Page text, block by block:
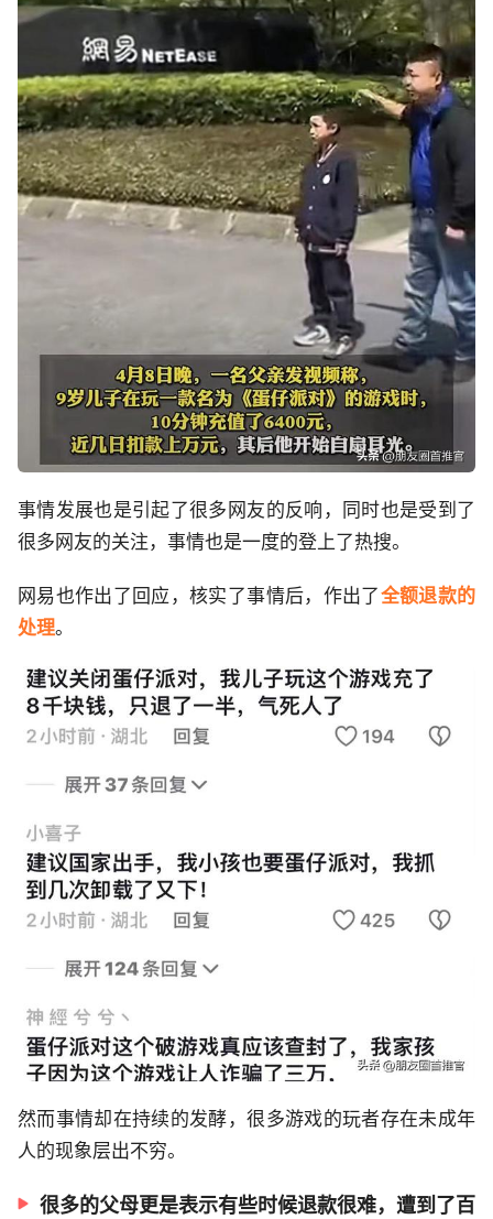
事情发展也是引起了很多网友的反响，同时也是受到了
很多网友的关注，事情也是一度的登上了热搜。
网易也作出了回应，核实了事情后，作出了全额退款的
处理。
然而事情却在持续的发酵，很多游戏的玩者存在未成年
人的现象层出不穷。
很多的父母更是表示有些时候退款很难，遭到了百